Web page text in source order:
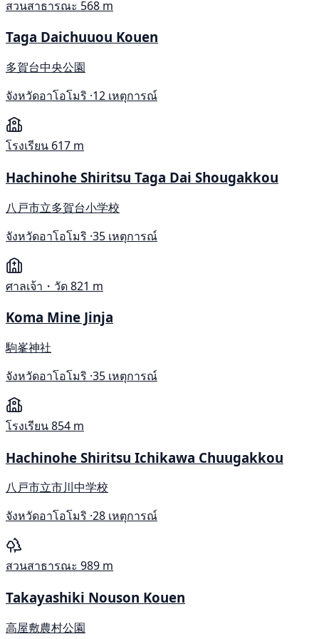
สวนสาธารณะ 568 m
Taga Daichuuou Kouen
多賀台中央公園
จังหวัดอาโอโมริ ·12 เหตุการณ์
โรงเรียน 617 m
Hachinohe Shiritsu Taga Dai Shougakkou
八戸市立多賀台小学校
จังหวัดอาโอโมริ ·35 เหตุการณ์
ศาลเจ้า・วัด821 m
Koma Mine Jinja
駒峯神社
จังหวัดอาโอโมริ ·35 เหตุการณ์
โรงเรียน854 m
Hachinohe Shiritsu Ichikawa Chuugakkou
八戸市立市川中学校
จังหวัดอาโอโมริ ·28 เหตุการณ์
สวนสาธารณะ 989 m
Takayashiki Nouson Kouen
高屋敷農村公園